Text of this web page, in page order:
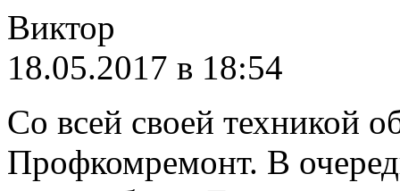
Виктор
18.05.2017 в 18:54
Со всей своей техникой
Профкомремонт. В